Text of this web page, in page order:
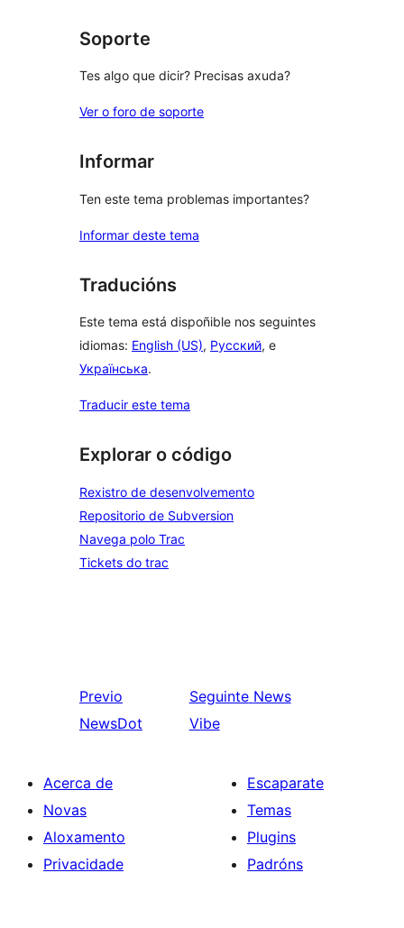
Soporte
Tes algo que dicir? Precisas axuda?
Ver o foro de soporte
Informar
Ten este tema problemas importantes?
Informar deste tema
Traducións
Este tema está dispoñible nos seguintes
idiomas: English (US), Русский, e
Українська.
Traducir este tema
Explorar o código
Rexistro de desenvolvemento
Repositorio de Subversion
Navega polo Trac
Tickets do trac
Previo
NewsDot
Seguinte News
Vibe
Acerca de
Novas
Aloxamento
Privacidade
Escaparate
Temas
Plugins
Padróns